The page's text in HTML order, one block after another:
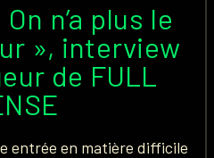
n’a plus le
», interview
de FULL
entrée en matière difficile